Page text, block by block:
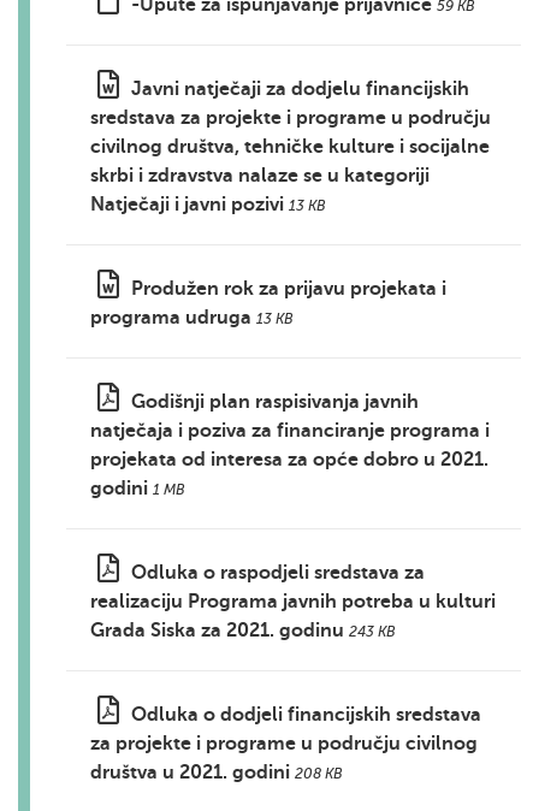
-Upute za ispunjavanje prijavnice 59 KB
Javni natječaji za dodjelu financijskih
sredstava za projekte i programe u području
civilnog društva, tehničke kulture i socijalne
skrbi i zdravstva nalaze se u kategoriji
Natječaji i javni pozivi 13 KB
Produžen rok za prijavu projekata i
programa udruga 13 KB
Godišnji plan raspisivanja javnih
natječaja i poziva za financiranje programa i
projekata od interesa za opće dobro u 2021.
godini 1 MB
Odluka o raspodjeli sredstava za
realizaciju Programa javnih potreba u kulturi
Grada Siska za 2021. godinu 243 KB
Odluka o dodjeli financijskih sredstava
za projekte i programe u području civilnog
društva u 2021. godini 208 KB